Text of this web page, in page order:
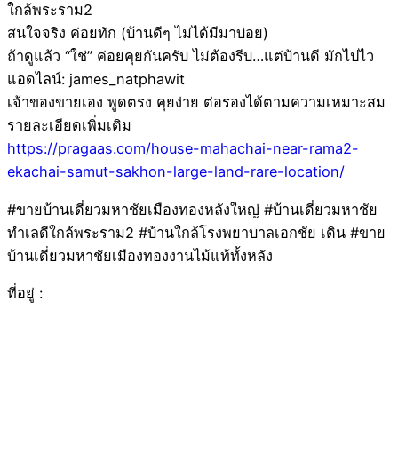
ใกล้พระราม2
สนใจจริง ค่อยทัก (บ้านดีๆ ไม่ได้มีมาบ่อย)
ถ้าดูแล้ว “ใช่” ค่อยคุยกันครับ ไม่ต้องรีบ…แต่บ้านดี มักไปไว
แอดไลน์: james_natphawit
เจ้าของขายเอง พูดตรง คุยง่าย ต่อรองได้ตามความเหมาะสม
รายละเอียดเพิ่มเติม
https://pragaas.com/house-mahachai-near-rama2-
ekachai-samut-sakhon-large-land-rare-location/
#ขายบ้านเดี่ยวมหาชัยเมืองทองหลังใหญ่ #บ้านเดี่ยวมหาชัย
ทำเลดีใกล้พระราม2 #บ้านใกล้โรงพยาบาลเอกชัย เดิน #ขาย
บ้านเดี่ยวมหาชัยเมืองทองงานไม้แท้ทั้งหลัง
ที่อยู่ :